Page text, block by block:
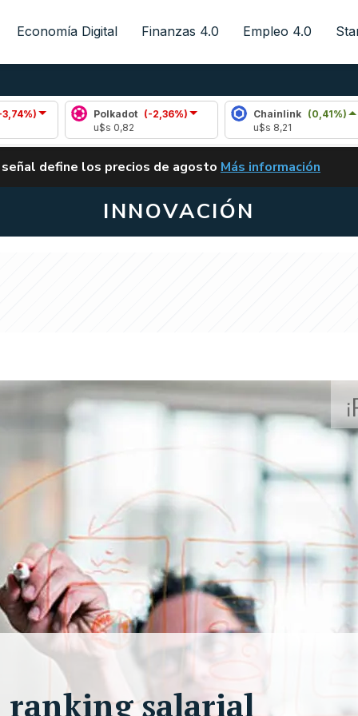
Economía Digital Finanzas 4.0 Empleo 4.0
Polkadot
(-2,36%)
Chainlink
(0,41%)
ALERTA
define los precios de agosto VUELVE EL CARRY
Más información
INNOVACIÓN
ranking salarial